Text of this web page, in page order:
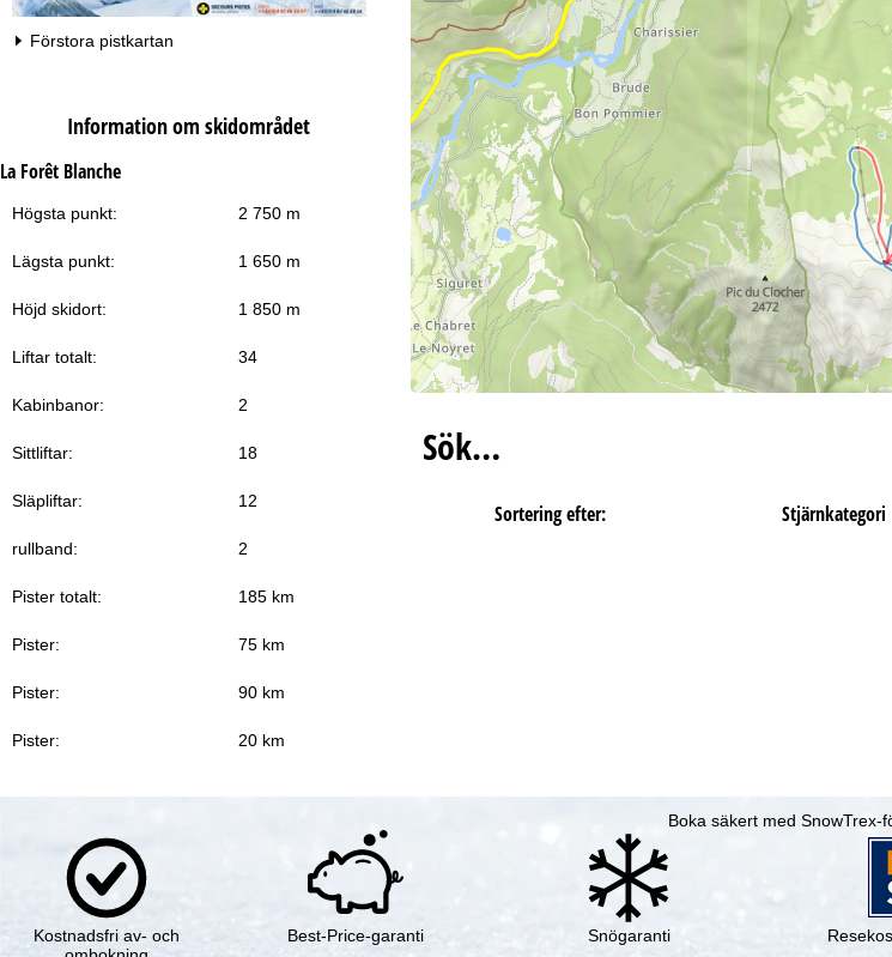
Till kontaktsidan
Förstora pistkartan
Information om skidområdet
La Forêt Blanche
Högsta punkt: 2 750 m
Lägsta punkt: 1 650 m
Höjd skidort: 1 850 m
Liftar totalt: 34
Kabinbanor: 2
Sittliftar: 18
Släpliftar: 12
rullband: 2
Pister totalt: 185 km
Pister: 75 km
Pister: 90 km
Pister: 20 km
Sök…
Sortering efter: Stjärnkategori
Boka säkert med SnowTrex-
Kostnadsfri av- och
Best-Price-garanti
Snögaranti